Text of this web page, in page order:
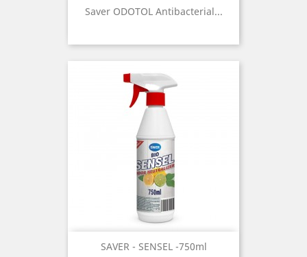
Saver ODOTOL Antibacterial...
SAVER - SENSEL -750ml